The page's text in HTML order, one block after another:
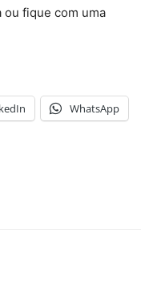
ou fique com uma
WhatsApp